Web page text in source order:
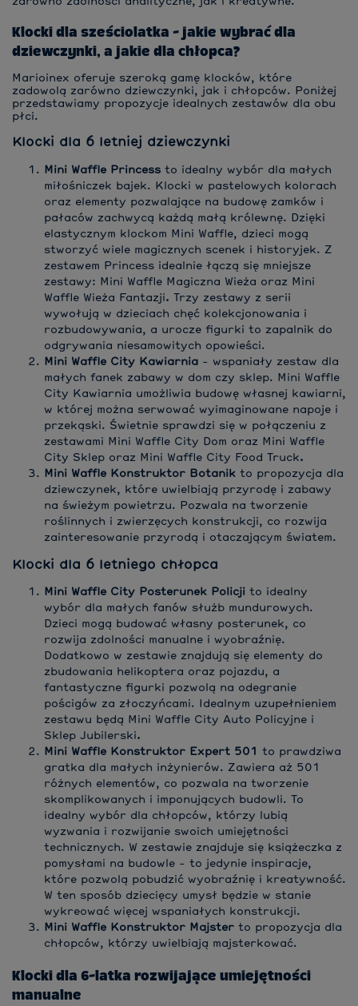
Klocki dla sześciolatka - jakie wybrać dla
dziewczynki, a jakie dla chłopca?
Marioinex oferuje szeroką gamę klocków, które
zadowolą zarówno dziewczynki, jak i chłopców. Poniżej
przedstawiamy propozycje idealnych zestawów dla obu
płci.
Klocki dla 6 letniej dziewczynki
Mini Waffle Princess to idealny wybór dla małych
miłośniczek bajek. Klocki w pastelowych kolorach
oraz elementy pozwalające na budowę zamków i
pałaców zachwycą każdą małą królewnę. Dzięki
elastycznym klockom Mini Waffle, dzieci mogą
stworzyć wiele magicznych scenek i historyjek. Z
zestawem Princess idealnie łączą się mniejsze
zestawy: Mini Waffle Magiczna Wieża oraz Mini
Waffle Wieża Fantazji.
Trzy zestawy z serii
wywołują w dzieciach chęć kolekcjonowania i
rozbudowywania, a urocze figurki to zapalnik do
odgrywania niesamowitych opowieści.
Mini Waffle City Kawiarnia - wspaniały zestaw dla
małych fanek zabawy w dom czy sklep. Mini Waffle
City Kawiarnia umożliwia budowę własnej kawiarni,
w której można serwować wyimaginowane napoje i
przekąski. Świetnie sprawdzi się w połączeniu z
zestawami Mini Waffle City Dom oraz Mini Waffle
City Sklep oraz Mini Waffle City Food Truck.
Mini Waffle Konstruktor Botanik to propozycja dla
dziewczynek, które uwielbiają przyrodę i zabawy
na świeżym powietrzu. Pozwala na tworzenie
roślinnych i zwierzęcych konstrukcji, co rozwija
zainteresowanie przyrodą i otaczającym światem.
Klocki dla 6 letniego chłopca
Mini Waffle City Posterunek Policji to idealny
wybór dla małych fanów służb mundurowych.
Dzieci mogą budować własny posterunek, co
rozwija zdolności manualne i wyobraźnię.
Dodatkowo w zestawie znajdują się elementy do
zbudowania helikoptera oraz pojazdu, a
fantastyczne figurki pozwolą na odegranie
pościgów za złoczyńcami. Idealnym uzupełnieniem
zestawu będą Mini Waffle City Auto Policyjne i
Sklep Jubilerski.
Mini Waffle Konstruktor Expert 501
to prawdziwa
gratka dla małych inżynierów. Zawiera aż 501
różnych elementów, co pozwala na tworzenie
skomplikowanych i imponujących budowli. To
idealny wybór dla chłopców, którzy lubią
wyzwania i rozwijanie swoich umiejętności
technicznych. W zestawie znajduje się książeczka z
pomysłami na budowle - to jedynie inspiracje,
które pozwolą pobudzić wyobraźnię i kreatywność.
W ten sposób dziecięcy umysł będzie w stanie
wykreować więcej wspaniałych konstrukcji.
Mini Waffle Konstruktor Majster to propozycja dla
chłopców, którzy uwielbiają majsterkować.
Klocki dla 6-latka rozwijające umiejętności
manualne